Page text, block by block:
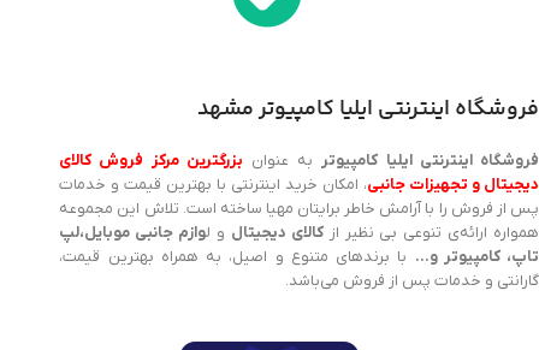
فروشگاه اینترنتی ایلیا کامپیوتر مشهد
فروشگاه اینترنتی ایلیا کامپیوتر به عنوان بزرگترین مرکز فروش کالای
دیجیتال و تجهیزات جانبی، امکان خرید اینترنتی با بهترین قیمت و خدمات
پس از فروش را با آرامش خاطر برایتان مهیا ساخته است. تلاش این مجموعه
همواره ارائه‌ی تنوعی بی نظیر ازکالای دیجیتال و لوازم جانبی موبایل،لپ
تاپ، کامپیوتر و… با برندهای متنوع و اصیل، به همراه بهترین قیمت،
گارانتی و خدمات پس از فروش می‌باشد.